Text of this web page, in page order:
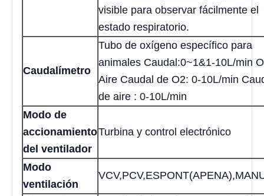
visible para observar fácilmente el
estado respiratorio.
Caudalímetro
Tubo de oxígeno específico para
animales Caudal:0~1&1-10L/min
Aire Caudal de O2: 0-10L/min
de aire : 0-10L/min
Modo de
accionamiento
del ventilador
Turbina y control electrónico
Modo
ventilación